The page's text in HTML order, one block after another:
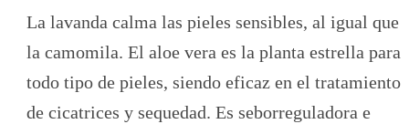
La lavanda calma las pieles sensibles, al igual que
la camomila. El aloe vera es la planta estrella para
todo tipo de pieles, siendo eficaz en el tratamiento
de cicatrices y sequedad. Es seborreguladora e